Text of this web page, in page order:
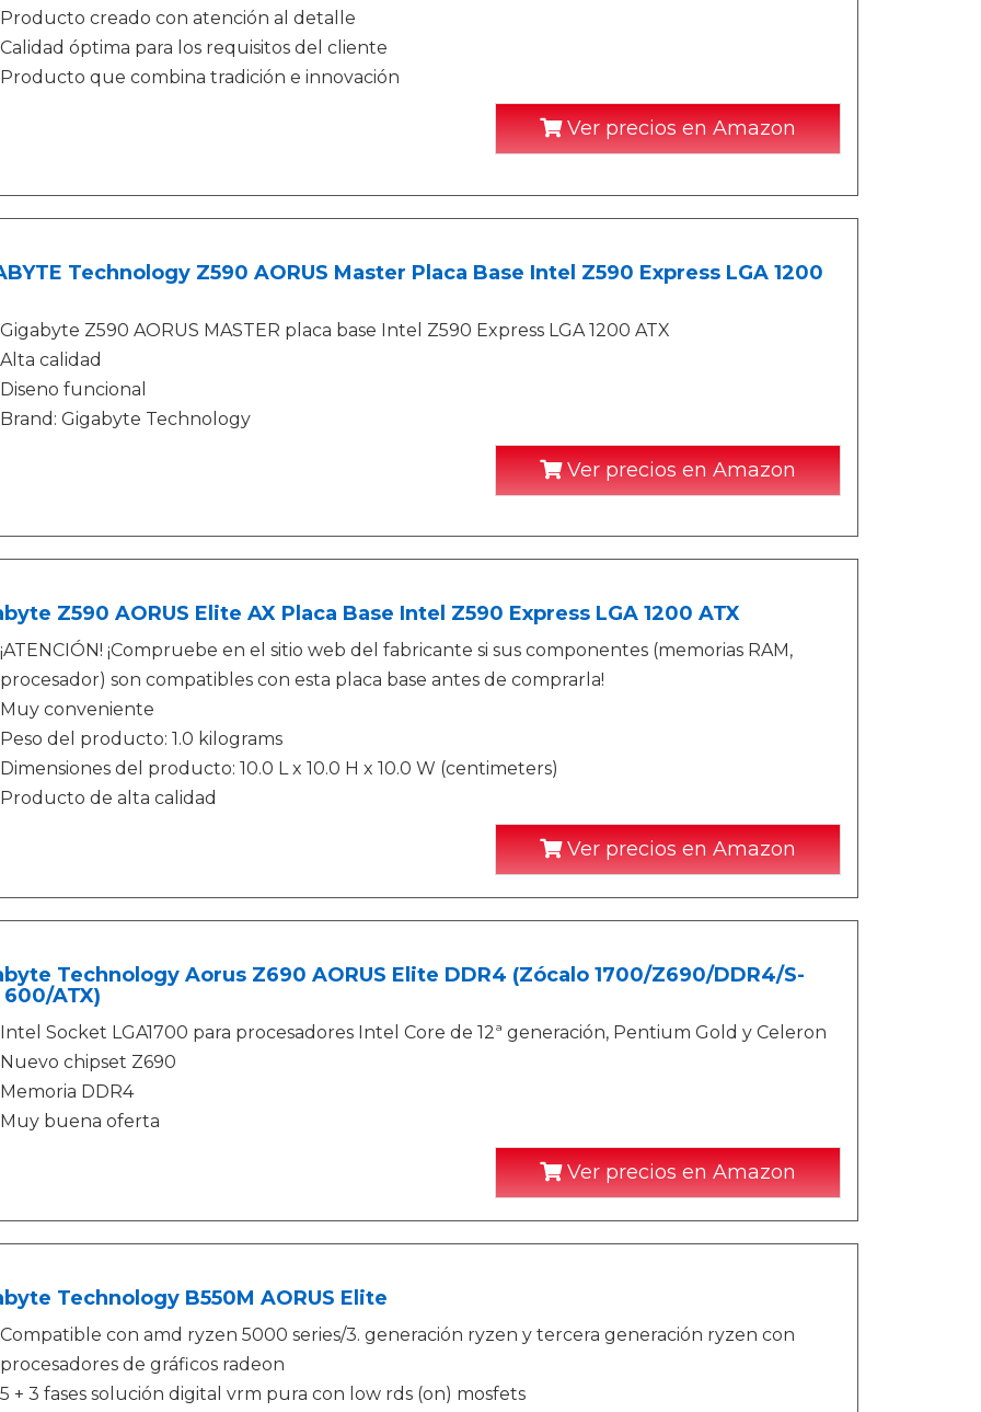
Producto creado con atención al detalle
Calidad óptima para los requisitos del cliente
Producto que combina tradición e innovación
Ver precios en Amazon
Technology Z590 AORUS Master Placa Base Intel Z590 Express LGA 1200
Gigabyte Z590 AORUS MASTER placa base Intel Z590 Express LGA 1200 ATX
Alta calidad
Diseno funcional
Brand: Gigabyte Technology
Ver precios en Amazon
Z590 AORUS Elite AX Placa Base Intel Z590 Express LGA 1200 ATX
¡ATENCIÓN! ¡Compruebe en el sitio web del fabricante si sus componentes (memorias RAM,
procesador) son compatibles con esta placa base antes de comprarla!
Muy conveniente
Peso del producto: 1.0 kilograms
Dimensiones del producto: 10.0 L x 10.0 H x 10.0 W (centimeters)
Producto de alta calidad
Ver precios en Amazon
Technology Aorus Z690 AORUS Elite DDR4 (Zócalo 1700/Z690/DDR4/S-
600/ATX)
Intel Socket LGA1700 para procesadores Intel Core de 12ª generación, Pentium Gold y Celeron
Nuevo chipset Z690
Memoria DDR4
Muy buena oferta
Ver precios en Amazon
Technology B550M AORUS Elite
Compatible con amd ryzen 5000 series/3. generación ryzen y tercera generación ryzen con
procesadores de gráficos radeon
5 + 3 fases solución digital vrm pura con low rds (on) mosfets